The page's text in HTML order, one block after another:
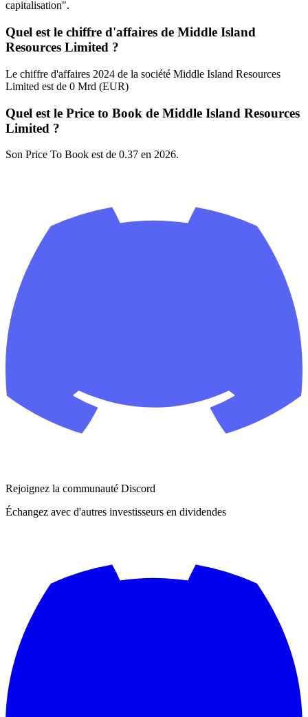
capitalisation".
Quel est le chiffre d'affaires de Middle Island
Resources Limited ?
Le chiffre d'affaires 2024 de la société Middle Island Resources
Limited est de 0 Mrd (EUR)
Quel est le Price to Book de Middle Island Resources
Limited ?
Son Price To Book est de 0.37 en 2026.
Rejoignez la communauté Discord
Échangez avec d'autres investisseurs en dividendes